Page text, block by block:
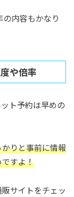
内容もかなり
や倍率
ト予約は早めの
りと事前に情報
すよ！
サイトをチェッ